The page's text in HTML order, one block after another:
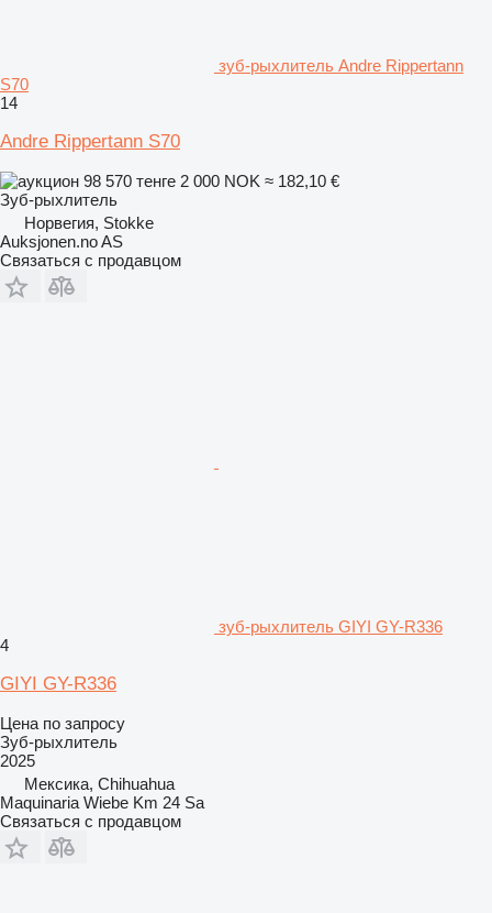
зуб-рыхлитель Andre Rippertann
S70
14
Andre Rippertann S70
98 570 тенге 2 000 NOK ≈ 182,10 €
Зуб-рыхлитель
Норвегия, Stokke
Auksjonen.no AS
Связаться с продавцом
зуб-рыхлитель GIYI GY-R336
4
GIYI GY-R336
Цена по запросу
Зуб-рыхлитель
2025
Мексика, Chihuahua
Maquinaria Wiebe Km 24 Sa
Связаться с продавцом